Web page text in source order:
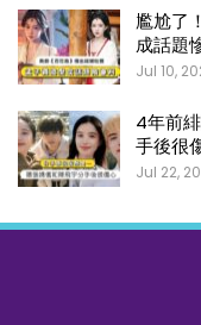
尷尬了
成話題
Jul 10,
4年前
手後很
Jul 22,